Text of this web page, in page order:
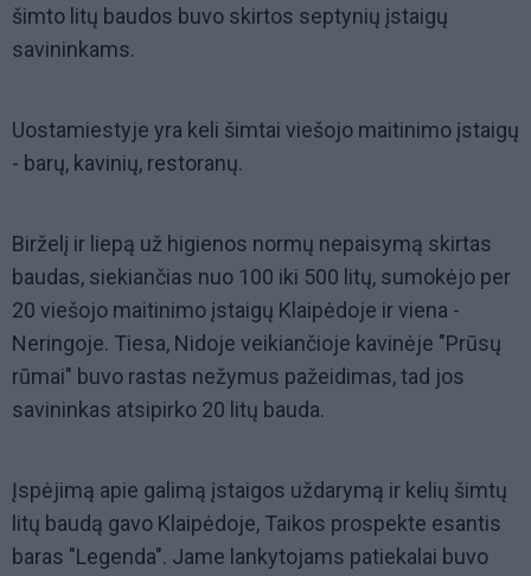
šimto litų baudos buvo skirtos septynių įstaigų
savininkams.
Uostamiestyje yra keli šimtai viešojo maitinimo įstaigų
- barų, kavinių, restoranų.
Birželį ir liepą už higienos normų nepaisymą skirtas
baudas, siekiančias nuo 100 iki 500 litų, sumokėjo per
20 viešojo maitinimo įstaigų Klaipėdoje ir viena -
Neringoje. Tiesa, Nidoje veikiančioje kavinėje "Prūsų
rūmai" buvo rastas nežymus pažeidimas, tad jos
savininkas atsipirko 20 litų bauda.
Įspėjimą apie galimą įstaigos uždarymą ir kelių šimtų
litų baudą gavo Klaipėdoje, Taikos prospekte esantis
baras "Legenda". Jame lankytojams patiekalai buvo